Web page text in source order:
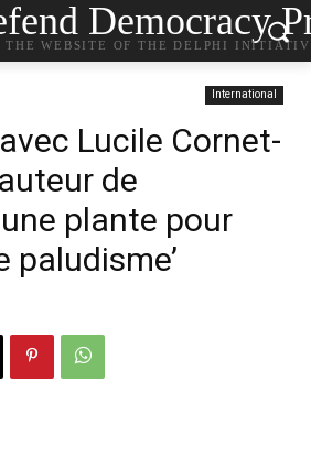
Democracy
THE WEBSITE OF THE DELPHI
International
Lucile Cornet-
de
plante pour
paludisme’